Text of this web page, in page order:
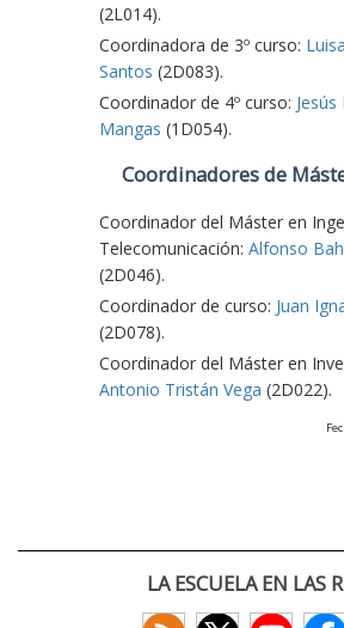
(2L014).
Coordinadora de 3º curso:
Santos (2D083).
Coordinador de 4º curso:
Mangas (1D054).
Coordinadores de
Coordinador del Máster en
Telecomunicación: Alfonso
(2D046).
Coordinador de curso: Juan
(2D078).
Coordinador del Máster en
Antonio Tristán Vega (2D022).
LA ESCUELA EN LAS